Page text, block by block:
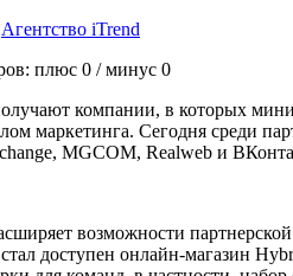
Агентство iTrend
плюс 0 / минус 0
компании, в которых
маркетинга. Сегодня среди
MGCOM, Realweb и
возможности
доступен онлайн-магазин